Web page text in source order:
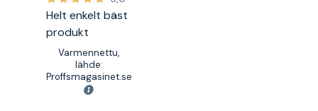
Helt enkelt bäst
produkt
Varmennettu,
lähde:
Proffsmagasinet.se